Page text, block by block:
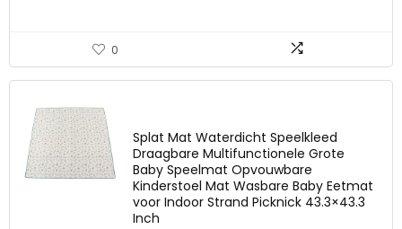
0
Splat Mat Waterdicht Speelkleed
Draagbare Multifunctionele Grote
Baby Speelmat Opvouwbare
Kinderstoel Mat Wasbare Baby Eetmat
voor Indoor Strand Picknick 43.3×43.3
Inch